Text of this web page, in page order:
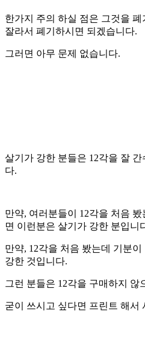
한가지 주의 하실 점은 그것을
잘라서 폐기하시면 되겠습니다.
그러면 아무 문제 없습니다.
살기가 강한 분들은 12각을 잘
다.
만약, 여러분들이 12각을 처음
면 이런분은 살기가 강한 분입니
만약, 12각을 처음 봤는데 기분
강한 것입니다.
그런 분들은 12각을 구매하지 않
굳이 쓰시고 싶다면 프린트 해서